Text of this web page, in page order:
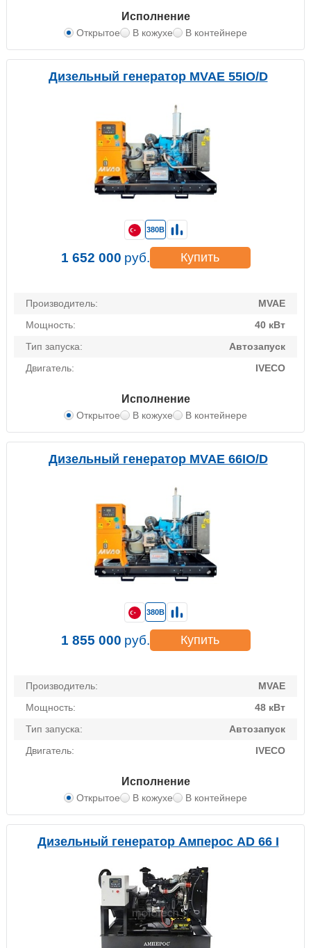
Исполнение
Открытое В кожухе В контейнере
Дизельный генератор MVAE 55IO/D
Производитель:
MVAE
Мощность:
40 кВт
Тип запуска:
Автозапуск
Двигатель:
IVECO
Исполнение
Открытое В кожухе В контейнере
380В
1 652 000 руб. Купить
Дизельный генератор MVAE 66IO/D
Производитель:
MVAE
Мощность:
48 кВт
Тип запуска:
Автозапуск
Двигатель:
IVECO
Исполнение
Открытое В кожухе В контейнере
380В
1 855 000 руб. Купить
Дизельный генератор Амперос AD 66 I